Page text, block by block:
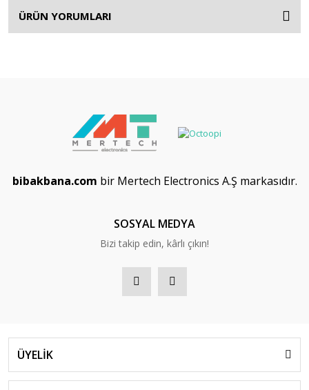
ÜRÜN YORUMLARI
bibakbana.com bir Mertech Electronics A.Ş markasıdır.
SOSYAL MEDYA
Bizi takip edin, kârlı çıkın!
ÜYELİK